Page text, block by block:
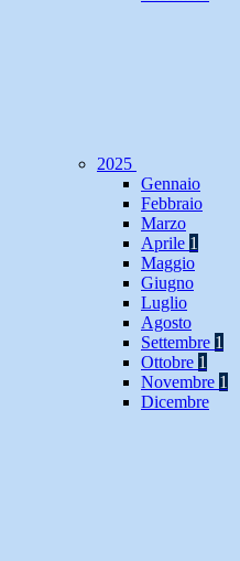
2025
Gennaio
Febbraio
Marzo
Aprile 1
Maggio
Giugno
Luglio
Agosto
Settembre 1
Ottobre 1
Novembre 1
Dicembre